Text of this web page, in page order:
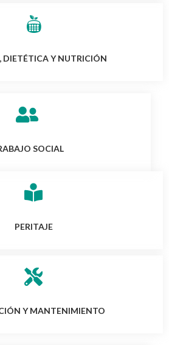
DIETÉTICA Y NUTRICIÓN
SOCIAL
PERITAJE
Y MANTENIMIENTO